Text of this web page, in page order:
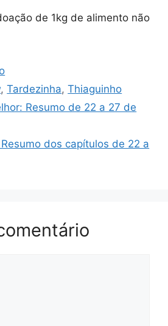
de 1kg de alimento não
,Tardezinha,Thiaguinho
Resumo de 22 a 27 de
dos capítulos de 22 a